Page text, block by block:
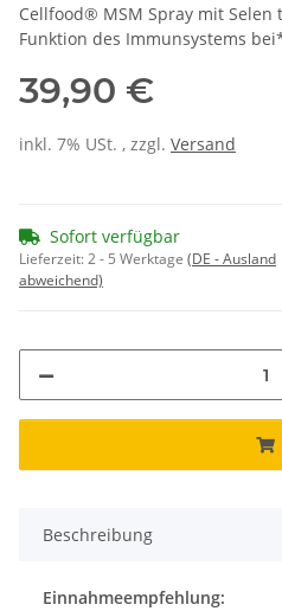
Cellfood® MSM Spray mit
Funktion des Immunsystems
39,90 €
inkl. 7% USt. , zzgl. Versand
Sofort verfügbar
Lieferzeit:2 - 5 Werktage (DE - Ausland
abweichend)
Beschreibung
Einnahmeempfehlung: